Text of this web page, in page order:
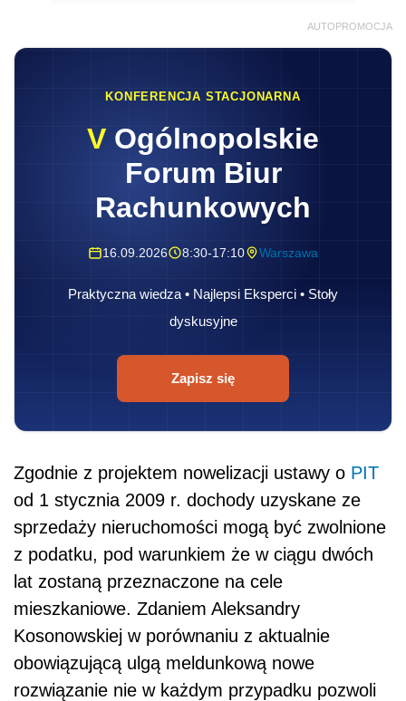
AUTOPROMOCJA
KONFERENCJA STACJONARNA
V Ogólnopolskie
Forum Biur
Rachunkowych
16.09.2026 8:30-17:10 Warszawa
Praktyczna wiedza • Najlepsi Eksperci • Stoły
dyskusyjne
Zapisz się
Zgodnie z projektem nowelizacji ustawy o PIT
od 1 stycznia 2009 r. dochody uzyskane ze
sprzedaży nieruchomości mogą być zwolnione
z podatku, pod warunkiem że w ciągu dwóch
lat zostaną przeznaczone na cele
mieszkaniowe. Zdaniem Aleksandry
Kosonowskiej w porównaniu z aktualnie
obowiązującą ulgą meldunkową nowe
rozwiązanie nie w każdym przypadku pozwoli